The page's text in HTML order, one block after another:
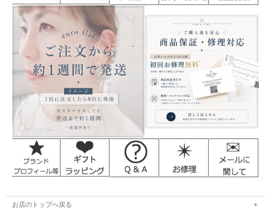
お店のトップへ戻る